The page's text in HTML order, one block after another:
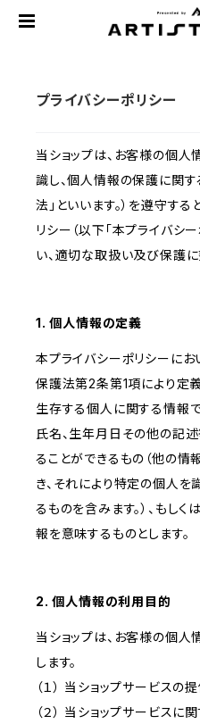
プライバシーポリシー
当ショップは、お客様の個
識し、個人情報の保護に関
法」といいます。）を遵守す
リシー（以下「本プライバシ
い、適切な取扱い及び保護に
1. 個人情報の定義
本プライバシーポリシーにお
保護法第2条第1項により定
生存する個人に関する情報
氏名、生年月日その他の記
ることができるもの（他の
き、それにより特定の個人を
るものを含みます。）、もし
報を意味するものとします。
2. 個人情報の利用目的
当ショップは、お客様の個
します。
（１） 当ショップサービスの
（２） 当ショップサービス